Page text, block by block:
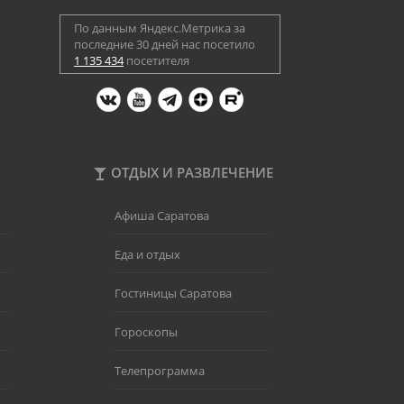
По данным Яндекс.Метрика за
последние 30 дней нас посетило
1 135 434посетителя
ОТДЫХ И РАЗВЛЕЧЕНИЕ
Афиша Саратова
Еда и отдых
Гостиницы Саратова
Гороскопы
Телепрограмма